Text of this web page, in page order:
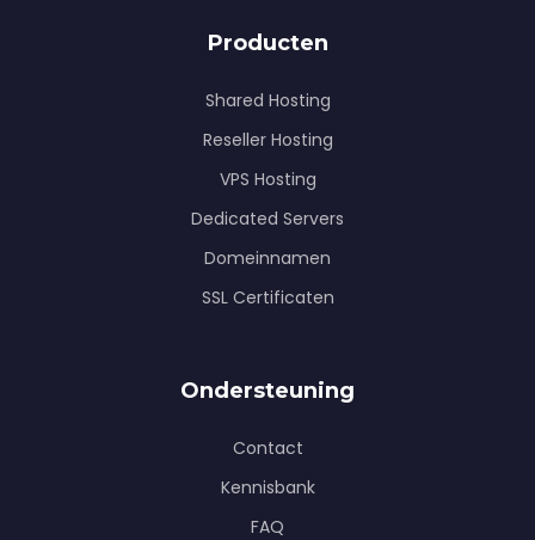
Producten
Shared Hosting
Reseller Hosting
VPS Hosting
Dedicated Servers
Domeinnamen
SSL Certificaten
Ondersteuning
Contact
Kennisbank
FAQ